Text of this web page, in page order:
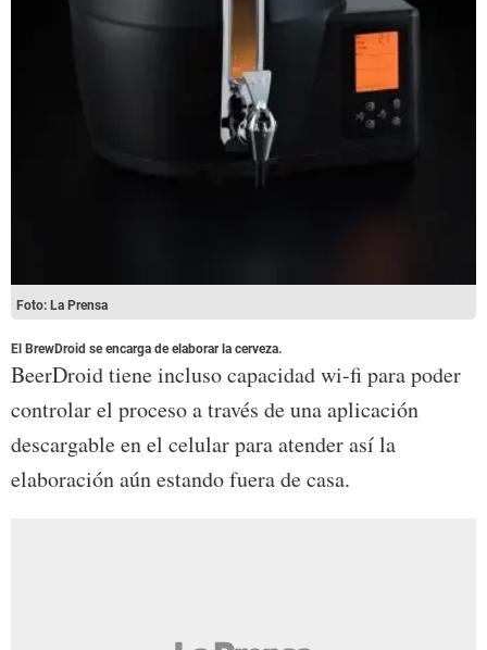
Foto: La Prensa
El BrewDroid se encarga de elaborar la cerveza.
BeerDroid tiene incluso capacidad wi-fi para poder
controlar el proceso a través de una aplicación
descargable en el celular para atender así la
elaboración aún estando fuera de casa.